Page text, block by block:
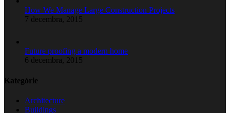
How We Manage Large Construction Projects
7 decembra, 2015
Future proofing a modern home
6 decembra, 2015
Kategórie
Architecture
Buildings